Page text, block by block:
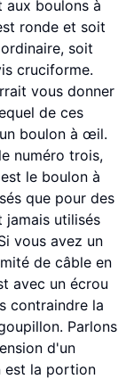
aux boulons à
ronde et soit
soit
cruciforme.
vous donner
de ces
boulon à œil.
numéro trois,
le boulon à
que pour des
utilisés
vous avez un
de câble en
avec un écrou
contraindre la
Parlons
d'un
est la portion